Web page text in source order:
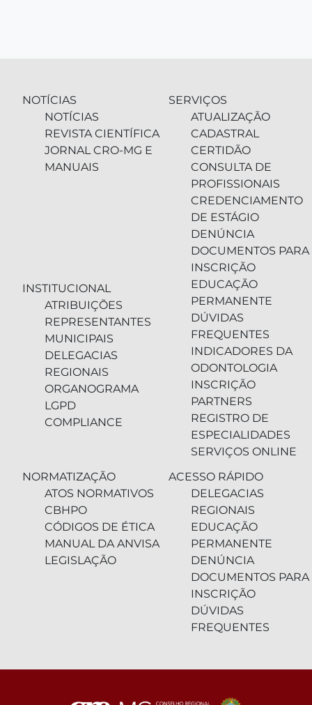
NOTÍCIAS
NOTÍCIAS
REVISTA CIENTÍFICA
JORNAL CRO-MG E
MANUAIS
INSTITUCIONAL
ATRIBUIÇÕES
REPRESENTANTES
MUNICIPAIS
DELEGACIAS
REGIONAIS
ORGANOGRAMA
LGPD
COMPLIANCE
SERVIÇOS
ATUALIZAÇÃO
CADASTRAL
CERTIDÃO
CONSULTA DE
PROFISSIONAIS
CREDENCIAMENTO
DE ESTÁGIO
DENÚNCIA
DOCUMENTOS PARA
INSCRIÇÃO
EDUCAÇÃO
PERMANENTE
DÚVIDAS
FREQUENTES
INDICADORES DA
ODONTOLOGIA
INSCRIÇÃO
PARTNERS
REGISTRO DE
ESPECIALIDADES
SERVIÇOS ONLINE
NORMATIZAÇÃO
ATOS NORMATIVOS
CBHPO
CÓDIGOS DE ÉTICA
MANUAL DA ANVISA
LEGISLAÇÃO
ACESSO RÁPIDO
DELEGACIAS
REGIONAIS
EDUCAÇÃO
PERMANENTE
DENÚNCIA
DOCUMENTOS PARA
INSCRIÇÃO
DÚVIDAS
FREQUENTES